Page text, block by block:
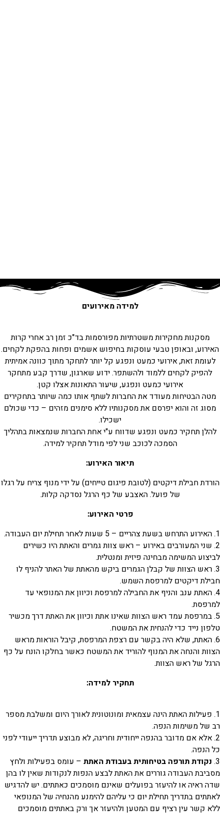
למידה מאירועים
מסקנות מחקירות משטרתיות מפורסמות בד"כ זמן רב אחרי קרות
האירוע, ובאופן טבעי עוסקות בחיפוש אשמים ופחות בהפקת לקחים.
לעומת זאת, אירועי כמעט ונפגע קל יותר לתחקר מתוך כוונה אמיתית
להפיק לקחים ללמוד ולהשתפר. ידוע שארגון, שדרך קבע מתחקר
אירועי כמעט ונפגע, שיעור התאונות אצלו קטן.
מטה הבטיחות מעודד את החברות לשתף אותו כמה שיותר בתחקירים
מסוג זה והוא יפרסם את מסקנותיו ללא סימנים מזהים – כדי שכולם
ישכילו.
להלן תחקיר כמעט ונפגע שדווח ע"י אחת החברות שנמצאות בתהליך
הסמכה לכוכב שני לפי מודל תחקיר למידה.
תיאור האירוע:
הורדת חבילת דיקטים (לטובת פיגום טייחים) על ידי מנוף צריח על רגלו
של פועל. האצבע של כף הרגל נסדקה קלות.
פרטי האירוע:
1. האירוע התרחש בשעת צהריים – 5 שעות לאחר תחילת יום העבודה.
2. שני המעורבים באירוע – ראש צוות גמרים והאתת היו כשירים
לביצוע המשימה מבחינה פיזית ומנטלית.
3. ראש הצוות של קבלן הגמרים ביקש מהאתת של האתר להניף לו
חבילת דיקטים למרפסת השמש.
4. האתת ענב והניף את החבילה למרפסת וכיוון את המנופאי עד
למרפסת.
5. במרפסת עמד ראש הצוות שאינו אתת וכיוון את האתת דרך מכשיר
טלפון נייד כדי להנחית את המשטח.
6. האתת, שלא היה בקשר עם רצפת המרפסת, קיבל הוראות מראש
הצוות והנחה את המנוף להוריד את המשטח כאשר בחלקו הונח על כף
הרגל של ראש הצוות.
תחקיר למידה:
1. פעילות האתת הינה עצמאית ומונוטונית לאורך היום ומשלבת מספר
רב של משימות הנפה.
2. אלא אם מדובר בהנפה ייחודית וחריגה, לא מבוצע תדריך ייעודי לפני
כל הנפה.
3. נקודת תורפה בטיחותית בעבודת האתת – עומס בפעילות ולחץ
מסביבת העבודה גוררים את האתת לבצע הנפות לנקודות שאין לו בהן
שדה ראיה או להיעזר בפועלים שאינם מוסמכים כאתתים. יש להדגיש
לאתתים בתדריך תחילת יום כי עליהם להימנע מהנחיה של המנופאי
ללא קשר עין רציף עם המטען ולהיעזר אך ורק באתתים מוסמכים